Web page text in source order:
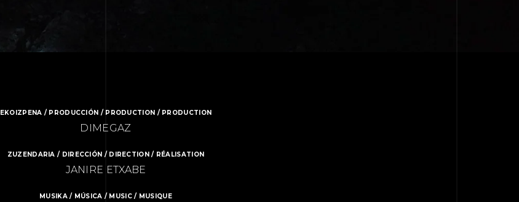
EKOIZPENA / PRODUCCIÓN / PRODUCTION / PRODUCTION
DIMEGAZ
ZUZENDARIA / DIRECCIÓN / DIRECTION / RÉALISATION
JANIRE ETXABE
MUSIKA / MÚSICA / MUSIC / MUSIQUE